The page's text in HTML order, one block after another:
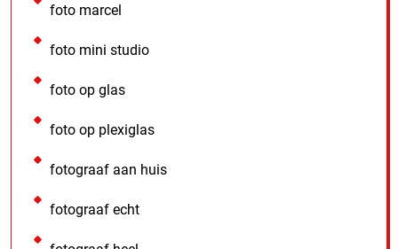
foto marcel
foto mini studio
foto op glas
foto op plexiglas
fotograaf aan huis
fotograaf echt